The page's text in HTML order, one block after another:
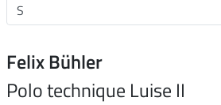
Felix Bühler
Polo technique Luise II